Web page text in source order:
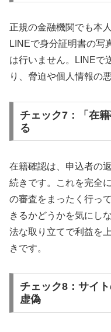
正規の金融機関でも本
LINEで身分証明書の写
は行いません。LINEで
り、脅迫や個人情報の
チェック7：「在
る
在籍確認は、申込者の
続きです。これを完全
の審査をまったく行っ
きるかどうかを気にし
法な取り立てで利益を
きです。
チェック8：サイ
虚偽